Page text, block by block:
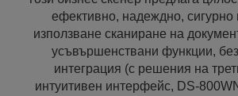
ефективно, надеждно, сигурно
използване сканиране на
усъвършенствани функции,
интеграция (с решения на
интуитивен интерфейс, DS-